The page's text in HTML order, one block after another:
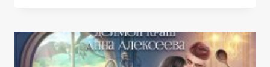
ПРИЛИЧНАЯ
АКАДЕМИЯ!
ЧАСТЬ